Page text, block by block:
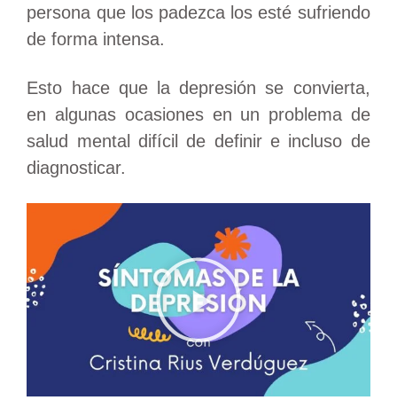
persona que los padezca los esté sufriendo
de forma intensa.
Esto hace que la depresión se convierta,
en algunas ocasiones en un problema de
salud mental difícil de definir e incluso de
diagnosticar.